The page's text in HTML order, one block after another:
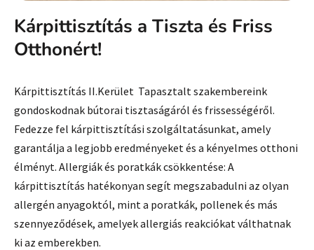
Kárpittisztítás a Tiszta és Friss
Otthonért!
Kárpittisztítás II.Kerület Tapasztalt szakembereink
gondoskodnak bútorai tisztaságáról és frissességéről.
Fedezze fel kárpittisztítási szolgáltatásunkat, amely
garantálja a legjobb eredményeket és a kényelmes otthoni
élményt. Allergiák és poratkák csökkentése: A
kárpittisztítás hatékonyan segít megszabadulni az olyan
allergén anyagoktól, mint a poratkák, pollenek és más
szennyeződések, amelyek allergiás reakciókat válthatnak
ki az emberekben.